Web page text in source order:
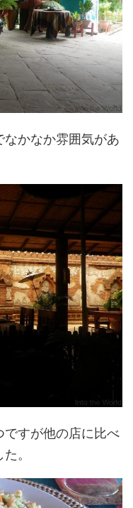
かなか雰囲気があ
すが他の店に比べ
。